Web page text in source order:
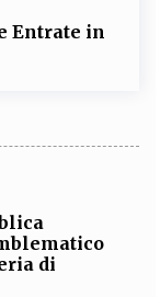
Entrate in
di